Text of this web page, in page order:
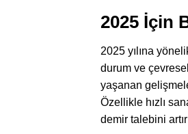
2025 İçin
2025 yılına
durum ve
yaşanan
Özellikle hızlı
demir talebini